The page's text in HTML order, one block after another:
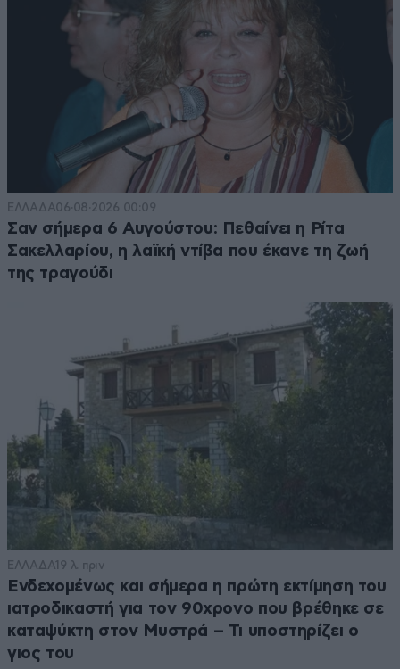
ΕΛΛΑΔΑ06·08·2026 00:09
Σαν σήμερα 6 Αυγούστου: Πεθαίνει η Ρίτα
Σακελλαρίου, η λαϊκή ντίβα που έκανε τη ζωή
της τραγούδι
ΕΛΛΑΔΑ19 λ. πριν
Ενδεχομένως και σήμερα η πρώτη εκτίμηση του
ιατροδικαστή για τον 90χρονο που βρέθηκε σε
καταψύκτη στον Μυστρά – Τι υποστηρίζει ο
γιος του